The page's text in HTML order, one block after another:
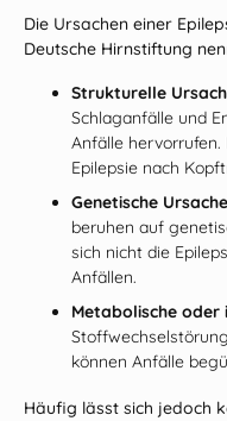
Die Ursachen einer
Deutsche Hirnstiftung
Strukturelle
Schlaganfälle und
Anfälle
Epilepsie nach
Genetische
beruhen auf
sich nicht die
Anfällen.
Metabolische
können Anfälle
Häufig lässt sich jedoch